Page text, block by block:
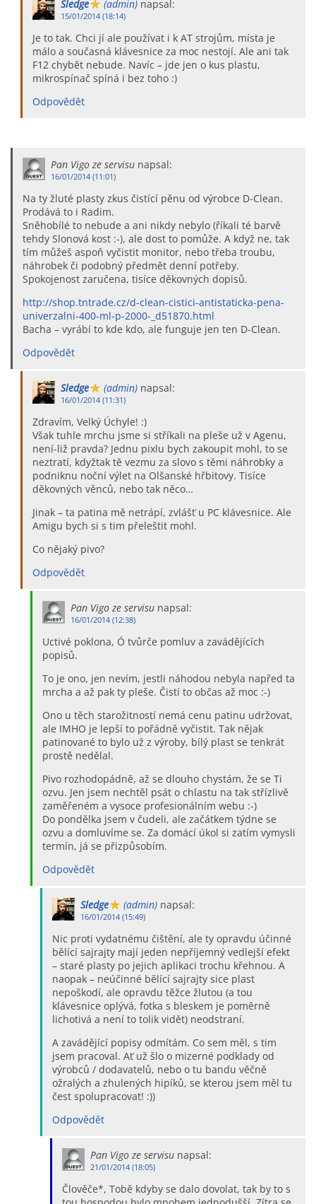
Sledge (admin) napsal:
15/01/2014 (18:14)
Je to tak. Chci jí ale používat i k AT strojům, místa je
málo a současná klávesnice za moc nestojí. Ale ani tak
F12 chybět nebude. Navíc – jde jen o kus plastu,
mikrospínač spíná i bez toho :)
Odpovědět
Pan Vigo ze servisu napsal:
16/01/2014 (11:01)
Na ty žluté plasty zkus čistící pěnu od výrobce D-Clean.
Prodává to i Radim.
Sněhobílé to nebude a ani nikdy nebylo (říkali té barvě
tehdy Slonová kost :-), ale dost to pomůže. A když ne, tak
tím můžeš aspoň vyčistit monitor, nebo třeba troubu,
náhrobek či podobný předmět denní potřeby.
Spokojenost zaručena, tisíce děkovných dopisů.
http://shop.tntrade.cz/d-clean-cistici-antistaticka-pena-
univerzalni-400-ml-p-2000-_d51870.html
Bacha – vyrábí to kde kdo, ale funguje jen ten D-Clean.
Odpovědět
Sledge (admin) napsal:
16/01/2014 (11:31)
Zdravím, Velký Úchyle! :)
Však tuhle mrchu jsme si stříkali na pleše už v Agenu,
není-liž pravda? Jednu pixlu bych zakoupit mohl, to se
neztratí, kdyžtak tě vezmu za slovo s těmi náhrobky a
podniknu noční výlet na Olšanské hřbitovy. Tisíce
děkovných věnců, nebo tak něco…
Jinak – ta patina mě netrápí, zvlášť u PC klávesnice. Ale
Amigu bych si s tim přeleštit mohl.
Co nějaký pivo?
Odpovědět
Pan Vigo ze servisu napsal:
16/01/2014 (12:38)
Uctivé poklona, Ó tvůrče pomluv a zavádějících
popisů.
To je ono, jen nevím, jestli náhodou nebyla napřed ta
mrcha a až pak ty pleše. Čistí to občas až moc :-)
Ono u těch starožitností nemá cenu patinu udržovat,
ale IMHO je lepší to pořádně vyčistit. Tak nějak
patinované to bylo už z výroby, bílý plast se tenkrát
prostě nedělal.
Pivo rozhodopádně, až se dlouho chystám, že se Ti
ozvu. Jen jsem nechtěl psát o chlastu na tak střízlivě
zaměřeném a vysoce profesionálním webu :-)
Do pondělka jsem v čudeli, ale začátkem týdne se
ozvu a domluvíme se. Za domácí úkol si zatím vymysli
termín, já se přizpůsobím.
Odpovědět
Sledge (admin) napsal:
16/01/2014 (15:49)
Nic proti vydatnému čištění, ale ty opravdu účinné
bělící sajrajty mají jeden nepříjemný vedlejší efekt
– staré plasty po jejich aplikaci trochu křehnou. A
naopak – neúčinné bělící sajrajty sice plast
nepoškodí, ale opravdu těžce žlutou (a tou
klávesnice oplývá, fotka s bleskem je poměrně
lichotivá a není to tolik vidět) neodstraní.
A zavádějící popisy odmítám. Co sem měl, s tim
jsem pracoval. Ať už šlo o mizerné podklady od
výrobců / dodavatelů, nebo o tu bandu věčně
ožralých a zhulených hipíků, se kterou jsem měl tu
čest spolupracovat! :))
Odpovědět
Pan Vigo ze servisu napsal:
21/01/2014 (18:05)
Člověče*, Tobě kdyby se dalo dovolat, tak by to s